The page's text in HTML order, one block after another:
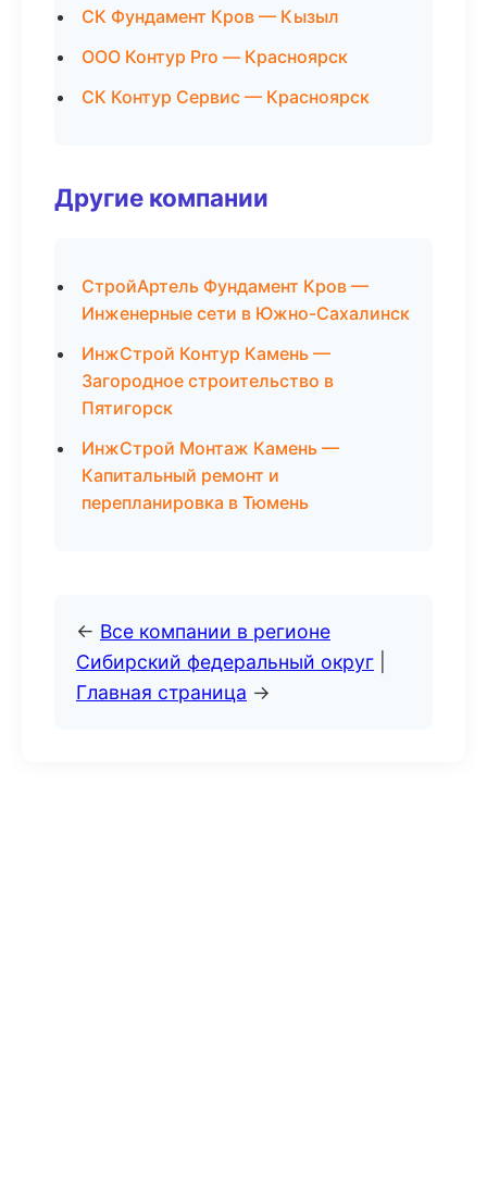
СК Фундамент Кров — Кызыл
ООО Контур Pro — Красноярск
СК Контур Сервис — Красноярск
Другие компании
СтройАртель Фундамент Кров —
Инженерные сети в Южно-Сахалинск
ИнжСтрой Контур Камень —
Загородное строительство в
Пятигорск
ИнжСтрой Монтаж Камень —
Капитальный ремонт и
перепланировка в Тюмень
← Все компании в регионе
Сибирский федеральный округ
Главная страница →